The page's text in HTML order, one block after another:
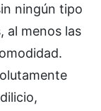
ningún tipo
al menos las